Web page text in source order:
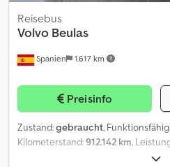
Spanien 1.617 km
Reisebus
Volvo Beulas
Preisinfo
Zustand:gebraucht,
Kilometerstand:912.142 km ,
, Kraftstofftyp: